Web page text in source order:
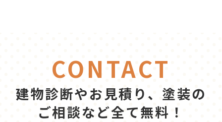
CONTACT
建物診断やお見積り、塗装の
ご相談など全て無料！